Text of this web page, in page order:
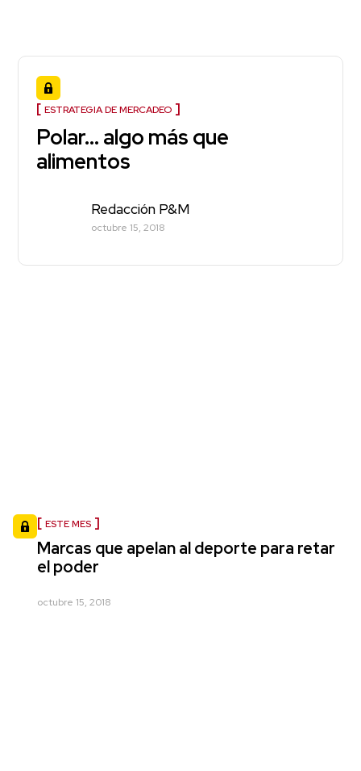
ESTRATEGIA DE MERCADEO
Polar… algo más que
alimentos
Redacción P&M
octubre 15, 2018
ESTE MES
Marcas que apelan al deporte para retar
el poder
octubre 15, 2018